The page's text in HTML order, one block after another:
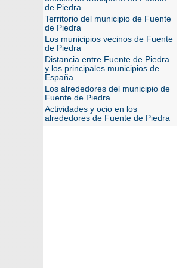
de Piedra
Territorio del municipio de Fuente
de Piedra
Los municipios vecinos de Fuente
de Piedra
Distancia entre Fuente de Piedra
y los principales municipios de
España
Los alrededores del municipio de
Fuente de Piedra
Actividades y ocio en los
alrededores de Fuente de Piedra